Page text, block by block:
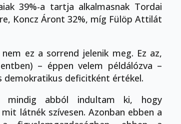
39%-a tartja alkalmasnak Tordai
Koncz Áront 32%, míg Fülöp Attilát
ez a sorrend jelenik meg. Ez az,
– éppen velem példálózva –
demokratikus deficitként értékel.
mindig abból indultam ki, hogy
látnék szívesen. Azonban ebben a